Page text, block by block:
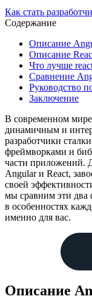
Как стать
Содержание
Описание
Описание
Что лучше
Сравнение
Руководство
Заключение
В современном мире
динамичным и
разработчики
фреймворками и
части приложений.
Angular и React,
своей
мы сравним эти два
в особенностях
именно для вас.
Описание